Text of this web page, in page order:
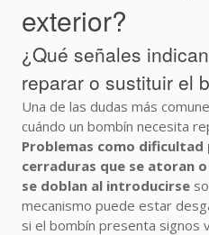
exterior?
¿Qué señales
reparar o sustituir el
Una de las dudas más
cuándo un bombín necesita
Problemas como dificultad
cerraduras que se atoran
se doblan al introducirse
mecanismo puede estar
si el bombín presenta signos